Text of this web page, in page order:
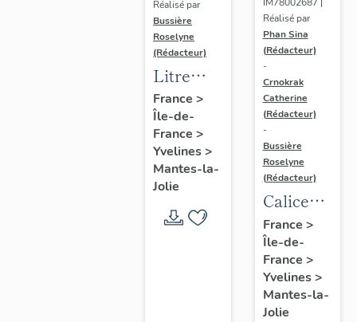
Réalisé par
Bussière
Roselyne
(Rédacteur)
Litre
funéraire
du
prince
de Conti
France >
Île-de-
France >
Yvelines>
Mantes-la-
Jolie
Réalisé par
Phan Sina
(Rédacteur)
-
Crnokrak
Catherine
(Rédacteur)
-
Bussière
Roselyne
(Rédacteur)
Calice
n°2 et sa
patène
France >
Île-de-
France >
Yvelines>
Mantes-la-
Jolie